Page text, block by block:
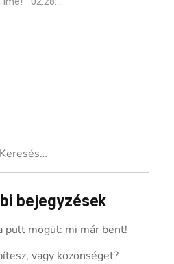
bejegyzések
pult mögül: mi már bent!
vagy közönséget?